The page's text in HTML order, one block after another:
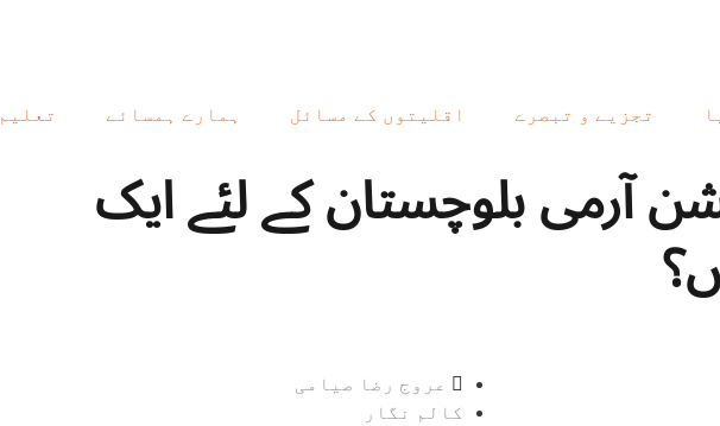
تجزیے و تبصرے اقلیتوں کے مسائل ہمارے ہمسائے تعلیم
آرمی بلوچستان کے لئے ایک
عروج رضا صیامی
کالم نگار